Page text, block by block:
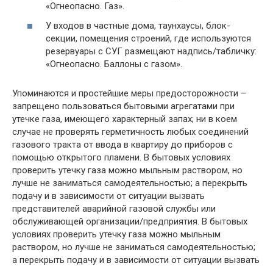
«Огнеопасно. Газ».
У входов в частные дома, таунхаусы, блок-
секции, помещения строений, где используются
резервуары с СУГ размещают надпись/табличку:
«Огнеопасно. Баллоны с газом».
Упоминаются и простейшие меры предосторожности –
запрещено пользоваться бытовыми агрегатами при
утечке газа, имеющего характерный запах; ни в коем
случае не проверять герметичность любых соединений
газового тракта от ввода в квартиру до приборов с
помощью открытого пламени. В бытовых условиях
проверить утечку газа можно мыльным раствором, но
лучше не заниматься самодеятельностью; а перекрыть
подачу и в зависимости от ситуации вызвать
представителей аварийной газовой службы или
обслуживающей организации/предприятия. В бытовых
условиях проверить утечку газа можно мыльным
раствором, но лучше не заниматься самодеятельностью;
а перекрыть подачу и в зависимости от ситуации вызвать